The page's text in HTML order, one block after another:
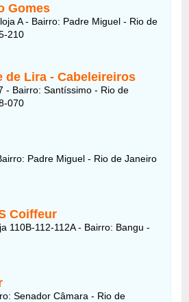
Gomes
A - Bairro: Padre Miguel - Rio de
210
de Lira - Cabeleireiros
- Bairro: Santíssimo - Rio de
070
Padre Miguel - Rio de Janeiro
Coiffeur
110B-112-112A - Bairro: Bangu -
Senador Câmara - Rio de